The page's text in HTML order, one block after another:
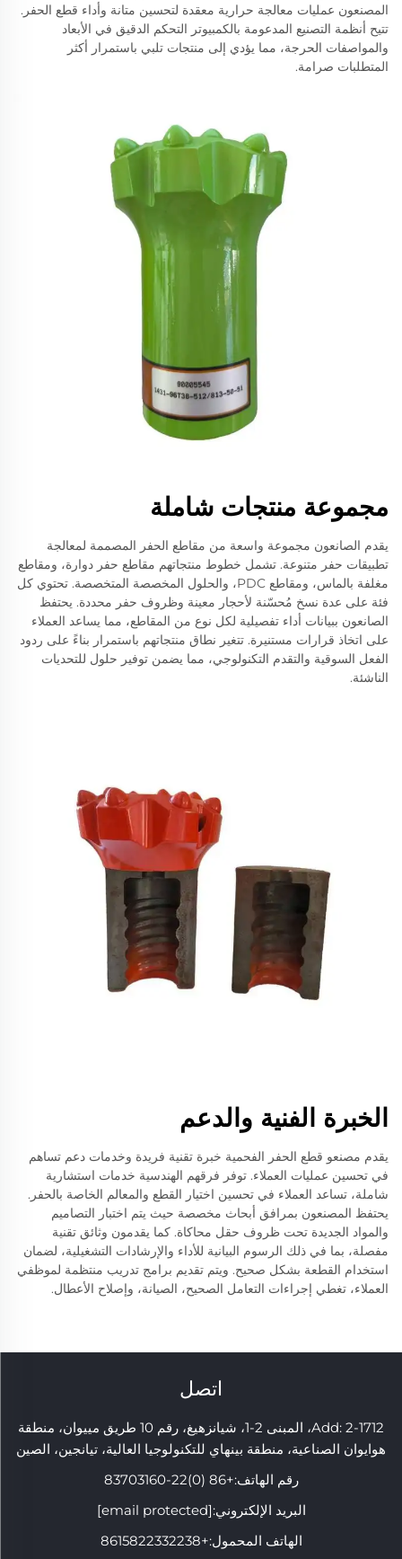
المصنعون عمليات معالجة حرارية معقدة لتحسين متانة وأداء قطع الحفر.
تتيح أنظمة التصنيع المدعومة بالكمبيوتر التحكم الدقيق في الأبعاد
والمواصفات الحرجة، مما يؤدي إلى منتجات تلبي باستمرار أكثر
المتطلبات صرامة.
مجموعة منتجات شاملة
يقدم الصانعون مجموعة واسعة من مقاطع الحفر المصممة لمعالجة
تطبيقات حفر متنوعة. تشمل خطوط منتجاتهم مقاطع حفر دوارة، ومقاطع
مغلفة بالماس، ومقاطع PDC، والحلول المخصصة المتخصصة. تحتوي كل
فئة على عدة نسخ مُحسّنة لأحجار معينة وظروف حفر محددة. يحتفظ
الصانعون ببيانات أداء تفصيلية لكل نوع من المقاطع، مما يساعد العملاء
على اتخاذ قرارات مستنيرة. تتغير نطاق منتجاتهم باستمرار بناءً على ردود
الفعل السوقية والتقدم التكنولوجي، مما يضمن توفير حلول للتحديات
الناشئة.
الخبرة الفنية والدعم
يقدم مصنعو قطع الحفر الفحمية خبرة تقنية فريدة وخدمات دعم تساهم
في تحسين عمليات العملاء. توفر فرقهم الهندسية خدمات استشارية
شاملة، تساعد العملاء في تحسين اختيار القطع والمعالم الخاصة بالحفر.
يحتفظ المصنعون بمرافق أبحاث مخصصة حيث يتم اختبار التصاميم
والمواد الجديدة تحت ظروف حقل محاكاة. كما يقدمون وثائق تقنية
مفصلة، بما في ذلك الرسوم البيانية للأداء والإرشادات التشغيلية، لضمان
استخدام القطعة بشكل صحيح. ويتم تقديم برامج تدريب منتظمة لموظفي
العملاء، تغطي إجراءات التعامل الصحيح، الصيانة، وإصلاح الأعطال.
اتصل
Add: 2-1712، المبنى 2-1، شيانزهيغ، رقم 10 طريق مييوان، منطقة
هوايوان الصناعية، منطقة بينهاي للتكنولوجيا العالية، تيانجين، الصين
رقم الهاتف:+86 (0)22-83703160
البريد الإلكتروني:[email protected]
الهاتف المحمول:+8615822332238